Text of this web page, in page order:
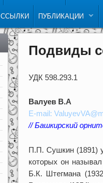
ССЫЛКИ ПУБЛИКАЦИИ
Подвиды
УДК 598.293.1
Валуев В.А
E-mail:
// Башкирский
П.П. Сушкин (1891)
которых он
Б.К. Штегмана